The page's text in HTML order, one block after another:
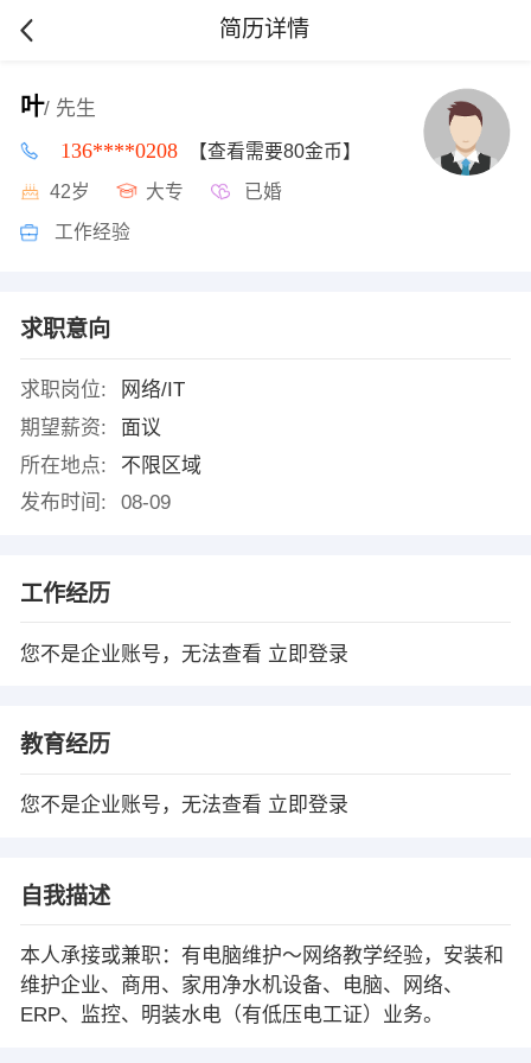
简历详情
叶/ 先生
136****0208 【查看需要80金币】
42岁 大专 已婚
工作经验
求职意向
求职岗位:
网络/IT
期望薪资:
面议
所在地点:
不限区域
发布时间:
08-09
工作经历
您不是企业账号，无法查看 立即登录
教育经历
您不是企业账号，无法查看 立即登录
自我描述
本人承接或兼职：有电脑维护～网络教学经验，安装和
维护企业、商用、家用净水机设备、电脑、网络、
ERP、监控、明装水电（有低压电工证）业务。